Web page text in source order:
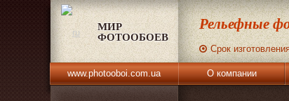
МИР
ФОТООБОЕВ
Рельефные
Срок
www.photooboi.com.ua О компании